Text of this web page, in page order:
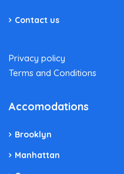
Contact us
Privacy policy
Terms and Conditions
Accomodations
Brooklyn
Manhattan